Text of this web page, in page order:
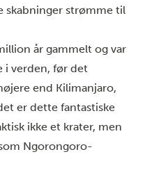
skabninger strømme til
år gammelt og var
i verden, før det
end Kilimanjaro,
er dette fantastiske
ikke et krater, men
Ngorongoro-